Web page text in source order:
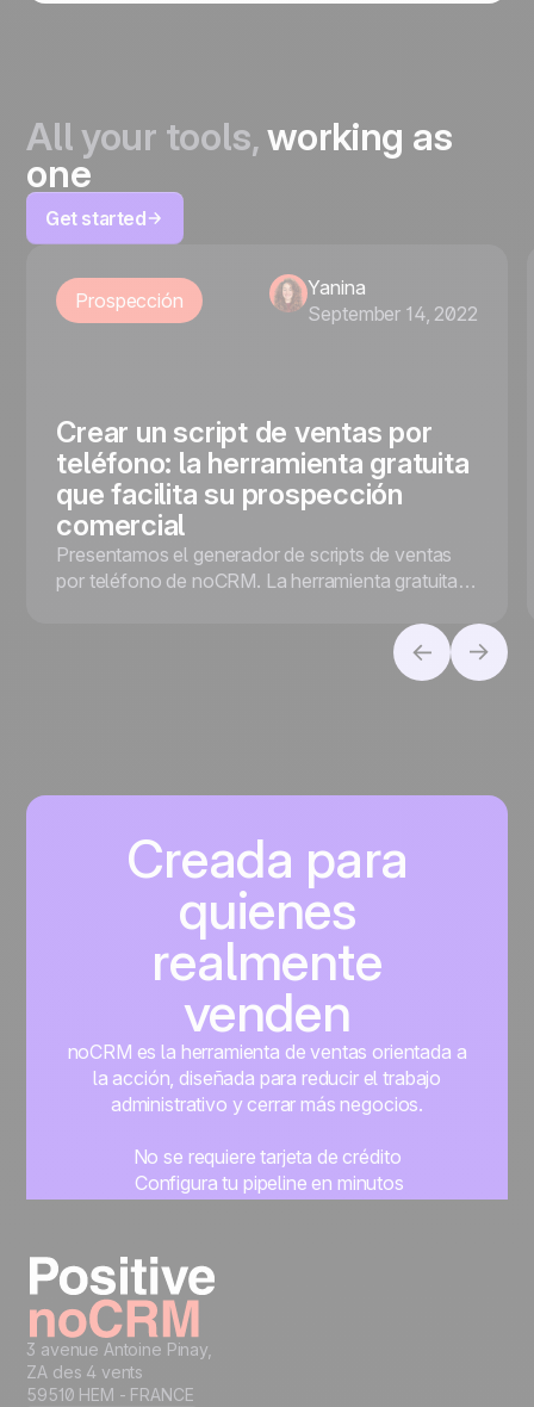
All your tools,working as
one
Get started
Prospección
Yanina
September 14, 2022
Crear un script de ventas por
teléfono: la herramienta gratuita
que facilita su prospección
comercial
Presentamos el generador de scripts de ventas
por teléfono de noCRM. La herramienta gratuita
Creada para
quienes
realmente
venden
noCRM es la herramienta de ventas orientada a
la acción, diseñada para reducir el trabajo
administrativo y cerrar más negocios.
No se requiere tarjeta de crédito
Configura tu pipeline en minutos
3 avenue Antoine Pinay,
ZA des 4 vents
59510 HEM - FRANCE